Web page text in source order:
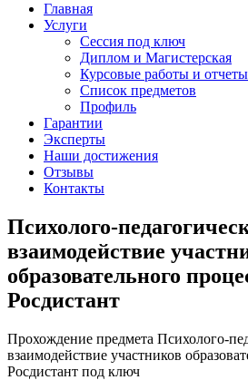
Главная
Услуги
Сессия под ключ
Диплом и Магистерская
Курсовые работы и
Список предметов
Профиль
Гарантии
Эксперты
Наши достижения
Отзывы
Контакты
Психолого-
взаимодействие
образовательного
Росдистант
Прохождение предмета Психолого-
взаимодействие участников
Росдистант под ключ